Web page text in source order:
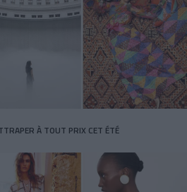
À TOUT PRIX CET ÉTÉ